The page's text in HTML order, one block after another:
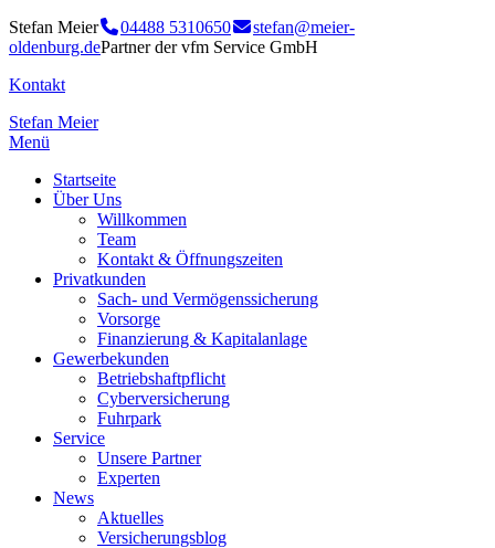
Stefan Meier 04488 5310650
stefan@meier-
oldenburg.dePartner der vfm Service GmbH
Kontakt
Stefan Meier
Menü
Startseite
Über Uns
Willkommen
Team
Kontakt & Öffnungszeiten
Privatkunden
Sach- und Vermögenssicherung
Vorsorge
Finanzierung & Kapitalanlage
Gewerbekunden
Betriebshaftpflicht
Cyberversicherung
Fuhrpark
Service
Unsere Partner
Experten
News
Aktuelles
Versicherungsblog